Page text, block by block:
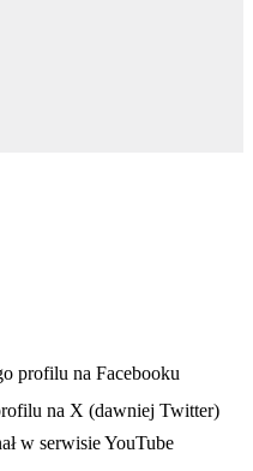
karcie
profilu na Facebooku
na X (dawniej Twitter)
karcie
w serwisie YouTube